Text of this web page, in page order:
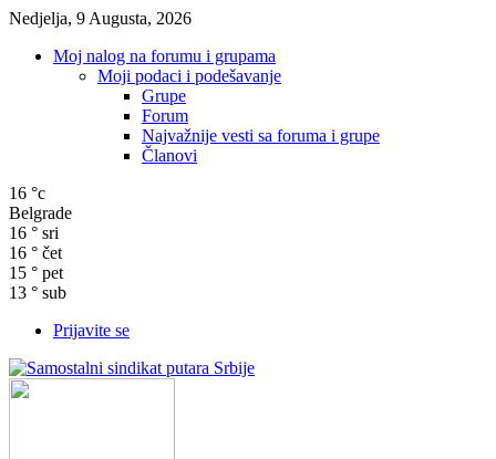
Nedjelja, 9 Augusta, 2026
Moj nalog na forumu i grupama
Moji podaci i podešavanje
Grupe
Forum
Najvažnije vesti sa foruma i grupe
Članovi
16 °c
Belgrade
16 ° sri
16 ° čet
15 ° pet
13 ° sub
Prijavite se